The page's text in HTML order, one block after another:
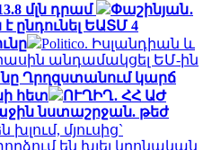
մլն դրամ
Փաշինյան․
ընդունել ԵԱՏՄ 4
Politico. Իսլանդիան և
անդամակցել ԵՄ-ին
Ղրղզստանում կարճ
հետ
ՈՒՂԻՂ․ ՀՀ ԱԺ
նստաշրջան. թեժ
խլում, մյուսից`
են խլել կրոնական